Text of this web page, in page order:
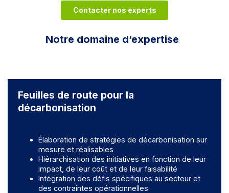
Contacter nos experts
Notre domaine d’expertise
Feuilles de route pour la
décarbonisation
Élaboration de stratégies de décarbonisation sur
mesure et réalisables
Hiérarchisation des initiatives en fonction de leur
impact, de leur coût et de leur faisabilité
Intégration des défis spécifiques au secteur et
des contraintes opérationnelles